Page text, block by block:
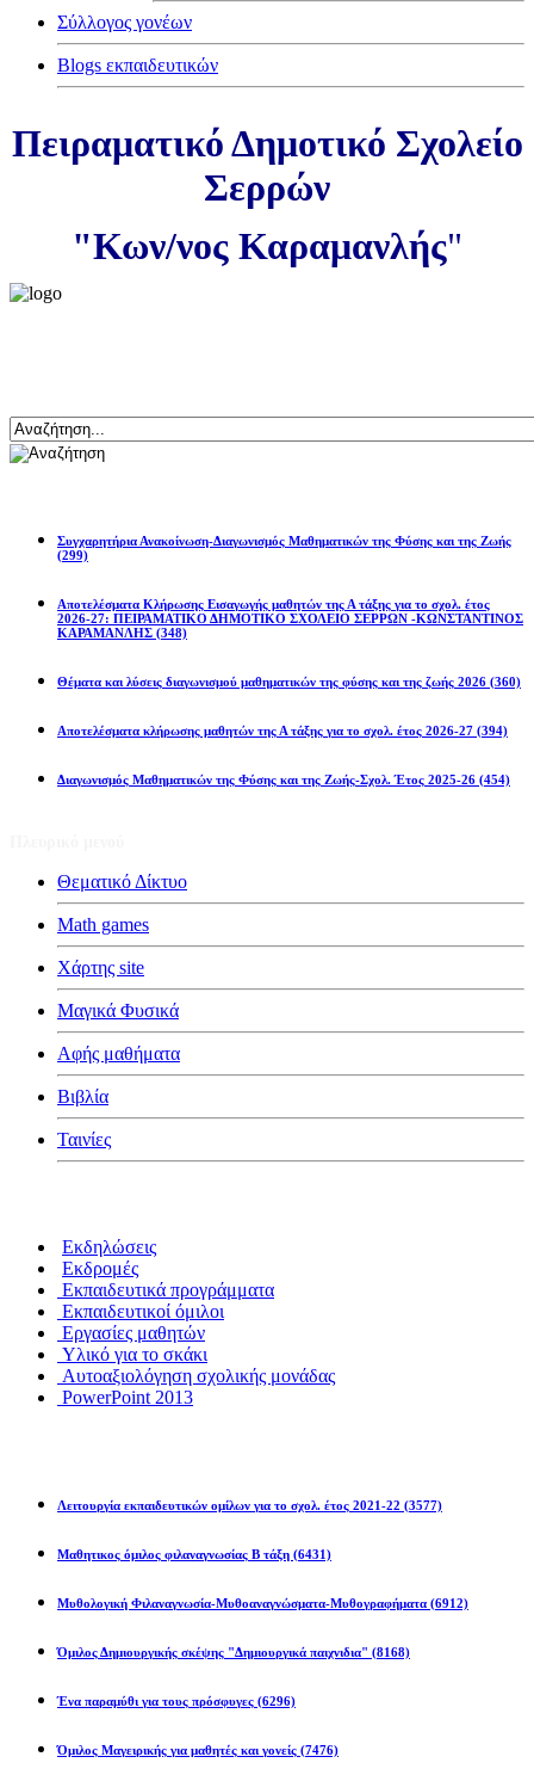
Σύλλογος γονέων
Blogs εκπαιδευτικών
Πειραματικό Δημοτικό Σχολείο
Σερρών
"Κων/νος Καραμανλής"
Συγχαρητήρια Ανακοίνωση-Διαγωνισμός Μαθηματικών της Φύσης και της Ζωής
(299)
Αποτελέσματα Κλήρωσης Εισαγωγής μαθητών της Α τάξης για το σχολ. έτος
2026-27: ΠΕΙΡΑΜΑΤΙΚΟ ΔΗΜΟΤΙΚΟ ΣΧΟΛΕΙΟ ΣΕΡΡΩΝ -ΚΩΝΣΤΑΝΤΙΝΟΣ
ΚΑΡΑΜΑΝΛΗΣ (348)
Θέματα και λύσεις διαγωνισμού μαθηματικών της φύσης και της ζωής 2026 (360)
Αποτελέσματα κλήρωσης μαθητών της Α τάξης για το σχολ. έτος 2026-27 (394)
Διαγωνισμός Μαθηματικών της Φύσης και της Ζωής-Σχολ. Έτος 2025-26 (454)
Θεματικό Δίκτυο
Math games
Χάρτης site
Μαγικά Φυσικά
Αφής μαθήματα
Βιβλία
Ταινίες
Εκδηλώσεις
Εκδρομές
Εκπαιδευτικά προγράμματα
Εκπαιδευτικοί όμιλοι
Εργασίες μαθητών
Υλικό για το σκάκι
Αυτοαξιολόγηση σχολικής μονάδας
PowerPoint 2013
Λειτουργία εκπαιδευτικών ομίλων για το σχολ. έτος 2021-22 (3577)
Μαθητικος όμιλος φιλαναγνωσίας Β τάξη (6431)
Μυθολογική Φιλαναγνωσία-Μυθοαναγνώσματα-Μυθογραφήματα (6912)
Όμιλος Δημιουργικής σκέψης "Δημιουργικά παιχνιδια" (8168)
Ένα παραμύθι για τους πρόσφυγες (6296)
Όμιλος Μαγειρικής για μαθητές και γονείς (7476)